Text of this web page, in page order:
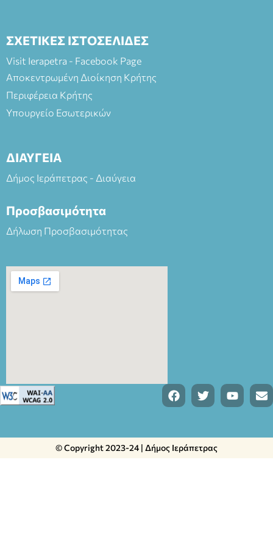
ΣΧΕΤΙΚΕΣ ΙΣΤΟΣΕΛΙΔΕΣ
Visit Ierapetra - Facebook Page
Αποκεντρωμένη Διοίκηση Κρήτης
Περιφέρεια Κρήτης
Υπουργείο Εσωτερικών
ΔΙΑΥΓΕΙΑ
Δήμος Ιεράπετρας - Διαύγεια
Προσβασιμότητα
Δήλωση Προσβασιμότητας
© Copyright 2023-24 | Δήμος Ιεράπετρας